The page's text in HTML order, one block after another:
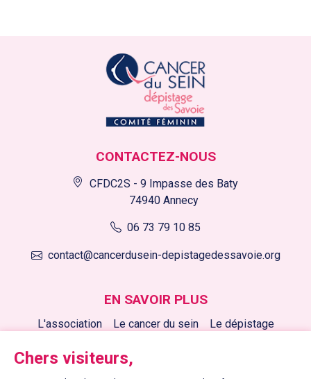
CONTACTEZ-NOUS
CFDC2S - 9 Impasse des Baty
74940 Annecy
06 73 79 10 85
contact@cancerdusein-depistagedessavoie.org
EN SAVOIR PLUS
L'association Le cancer du sein
Le dépistage